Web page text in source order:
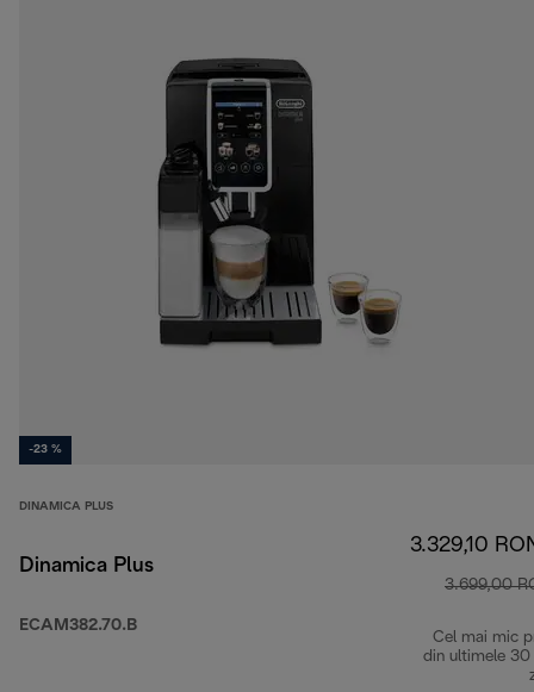
-23 %
DINAMICA PLUS
Dinamica Plus
ECAM382.70.B
3.329,10
3.699,00
Cel mai mic
din ultimele 30